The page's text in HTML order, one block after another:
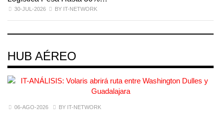
30-JUL-2026 BY IT-NETWORK
HUB AÉREO
06-AGO-2026 BY IT-NETWORK